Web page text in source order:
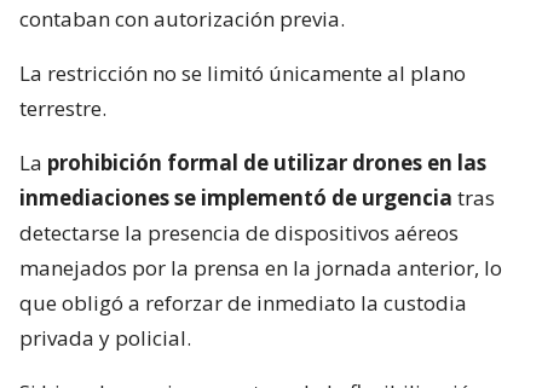
contaban con autorización previa.
La restricción no se limitó únicamente al plano
terrestre.
La prohibición formal de utilizar drones en las
inmediaciones se implementó de urgencia tras
detectarse la presencia de dispositivos aéreos
manejados por la prensa en la jornada anterior, lo
que obligó a reforzar de inmediato la custodia
privada y policial.